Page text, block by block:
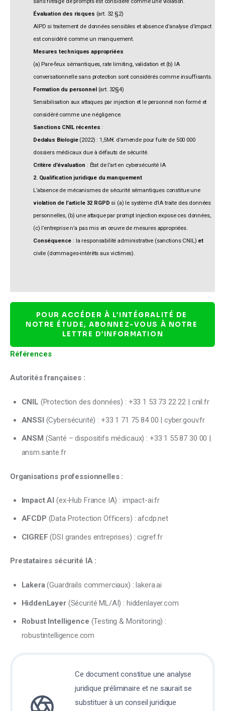
sans filtrage de prompts est considéré comme une violation.
Évaluation des risques (art. 32 §2)
AIPD si traitement de données sensibles et absence d’analyse d’impact
est considéré comme un manquement.
Mesures techniques appropriées
(a) Pare-feux sémantiques, rate limiting, validation et (b) IA
conversationnelle sans protection sont considérés comme insuffisants.
Formation du personnel (art. 32§4)
Sensibilisation aux attaques par injection et le personnel non formé et
considéré comme une négligence.
Sanctions CNIL récentes :
Dedalus Biologie(2022) : 1,5M€ d’amende pour fuite de 500 000
dossiers médicaux due à défauts de sécurité.
Critère d’évaluation : État de l’art en cybersécurité IA
2. Qualification juridique du manquement
L’absence de mécanismes de sécurité sémantiques constitue une
violation de l’article 32 RGPD si (a) le système d’IA traite des données
personnelles, (b) une attaque par prompt injection expose ces données,
(c) l’entreprise n’a pas mis en œuvre de mesures appropriées.
Conséquence : la responsabilité administrative (sanctions CNIL) et
civile (dommages-intérêts aux victimes).
POUR ACCÉDER À L’INTÉGRALITÉ DE
NOTRE ÉTUDE, ABONNEZ-VOUS À NOTRE
LETTRE D’INFORMATION
Références
Autorités françaises :
CNIL (Protection des données) : +33 1 53 73 22 22 | cnil.fr
ANSSI (Cybersécurité) : +33 1 71 75 84 00 | cyber.gouv.fr
ANSM (Santé – dispositifs médicaux) : +33 1 55 87 30 00 |
ansm.sante.fr
Organisations professionnelles :
Impact AI (ex-Hub France IA) : impact-ai.fr
AFCDP (Data Protection Officers) : afcdp.net
CIGREF (DSI grandes entreprises) : cigref.fr
Prestataires sécurité IA :
Lakera(Guardrails commerciaux) : lakera.ai
HiddenLayer(Sécurité ML/AI) : hiddenlayer.com
Robust Intelligence (Testing & Monitoring) :
robustintelligence.com
Ce document constitue une analyse
juridique préliminaire et ne saurait se
substituer à un conseil juridique